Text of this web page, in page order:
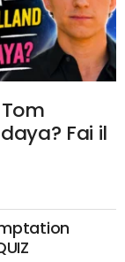
Fai il